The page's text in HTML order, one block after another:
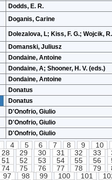
Dodds, E. R.
Doganis, Carine
Dolezalova, L; Kiss, F. G.; Wojcik, R.
Domanski, Juliusz
Dondaine, Antoine
Dondaine, A; Shooner, H. V. (eds.)
Dondaine, Antoine
Donatus
Donatus
D'Onofrio, Giulio
D'Onofrio, Giulio
D'Onofrio, Giulio
4 5 6 7 8 9
10
28 29 30 31 32 33
51 52 53 54 55 56
74 75 76 77 78 79
97 98 99 100 101